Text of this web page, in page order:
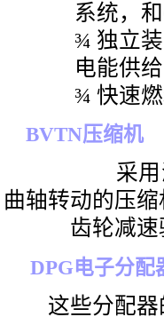
系统，
¾ 独立
电能供
¾ 快速
BVTN压缩机
采用液体密
曲轴转动的压
齿轮减速驱
DPG电子分配
这些分配器